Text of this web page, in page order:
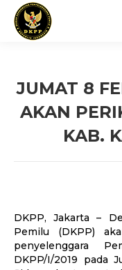
JUMAT 8
AKAN
KAB.
DKPP, Jakarta –
Pemilu (DKPP)
penyelenggara
DKPP/I/2019 pada